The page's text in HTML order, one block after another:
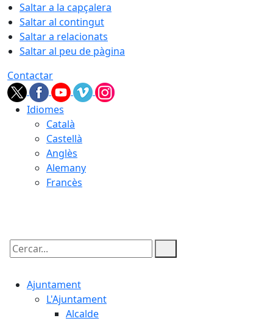
Saltar a la capçalera
Saltar al contingut
Saltar a relacionats
Saltar al peu de pàgina
Contactar
Idiomes
Català
Castellà
Anglès
Alemany
Francès
Cercar:
Ajuntament
L'Ajuntament
Alcalde